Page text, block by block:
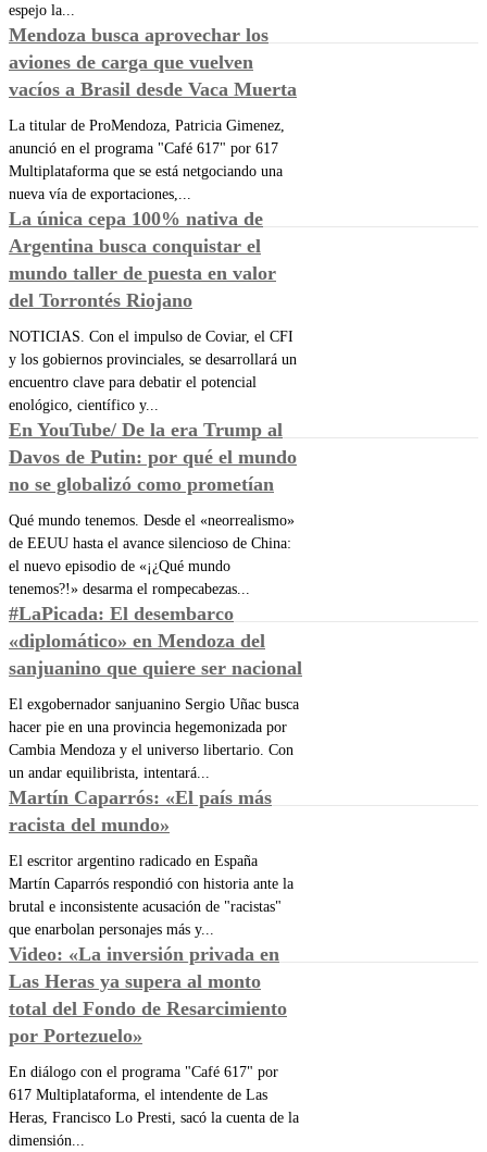
espejo la...
Mendoza busca aprovechar los
aviones de carga que vuelven
vacíos a Brasil desde Vaca Muerta
La titular de ProMendoza, Patricia Gimenez,
anunció en el programa "Café 617" por 617
Multiplataforma que se está netgociando una
nueva vía de exportaciones,...
La única cepa 100% nativa de
Argentina busca conquistar el
mundo taller de puesta en valor
del Torrontés Riojano
NOTICIAS. Con el impulso de Coviar, el CFI
y los gobiernos provinciales, se desarrollará un
encuentro clave para debatir el potencial
enológico, científico y...
En YouTube/ De la era Trump al
Davos de Putin: por qué el mundo
no se globalizó como prometían
Qué mundo tenemos. Desde el «neorrealismo»
de EEUU hasta el avance silencioso de China:
el nuevo episodio de «¡¿Qué mundo
tenemos?!» desarma el rompecabezas...
#LaPicada: El desembarco
«diplomático» en Mendoza del
sanjuanino que quiere ser nacional
El exgobernador sanjuanino Sergio Uñac busca
hacer pie en una provincia hegemonizada por
Cambia Mendoza y el universo libertario. Con
un andar equilibrista, intentará...
Martín Caparrós: «El país más
racista del mundo»
El escritor argentino radicado en España
Martín Caparrós respondió con historia ante la
brutal e inconsistente acusación de "racistas"
que enarbolan personajes más y...
Video: «La inversión privada en
Las Heras ya supera al monto
total del Fondo de Resarcimiento
por Portezuelo»
En diálogo con el programa "Café 617" por
617 Multiplataforma, el intendente de Las
Heras, Francisco Lo Presti, sacó la cuenta de la
dimensión...